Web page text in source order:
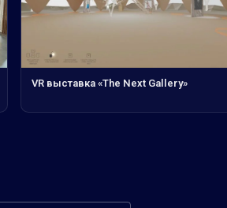
VR выставка «The Next Gallery»